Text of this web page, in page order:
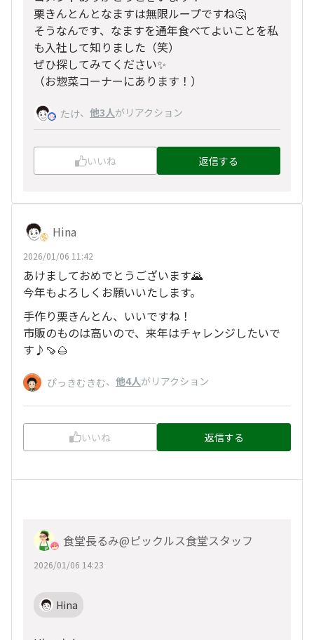
栗きんとんとなますは無限ループですね🤔
そうなんです、なますを通年食べてよいことを私
も入社して知りました（笑）
ぜひ探してみてください✨
（お惣菜コーナーにあります！）
たけ、 他3人がリアクション
いいね 返信する
Hina
2026/01/06 11:42
あけましておめでとうございます🌄
今年もよろしくお願いいたします。
手作り栗きんとん、いいですね！
市販のものは高いので、来年はチャレンジしたいで
す♪🍠🌰
ぴっきむきむ、 他4人がリアクション
いいね 返信する
食堂長るみ@ピックルス食堂スタッフ
2026/01/06 14:23
Hina